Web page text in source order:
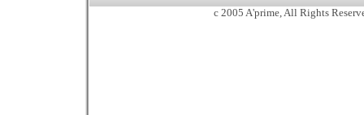
c 2005 A'prime, All Rights